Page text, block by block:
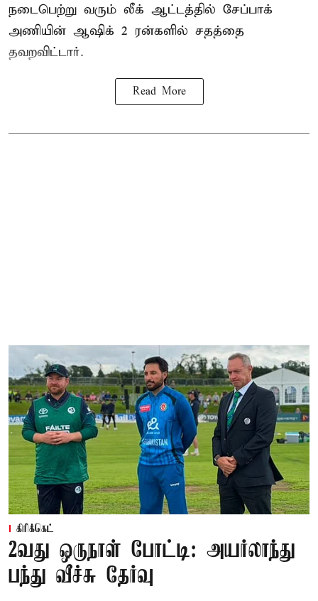
நடைபெற்று வரும் லீக் ஆட்டத்தில் சேப்பாக்
அணியின் ஆஷிக் 2 ரன்களில் சதத்தை
தவறவிட்டார்.
Read More
கிரிக்கெட்
2வது ஒருநாள் போட்டி: அயர்லாந்து
பந்து வீச்சு தேர்வு